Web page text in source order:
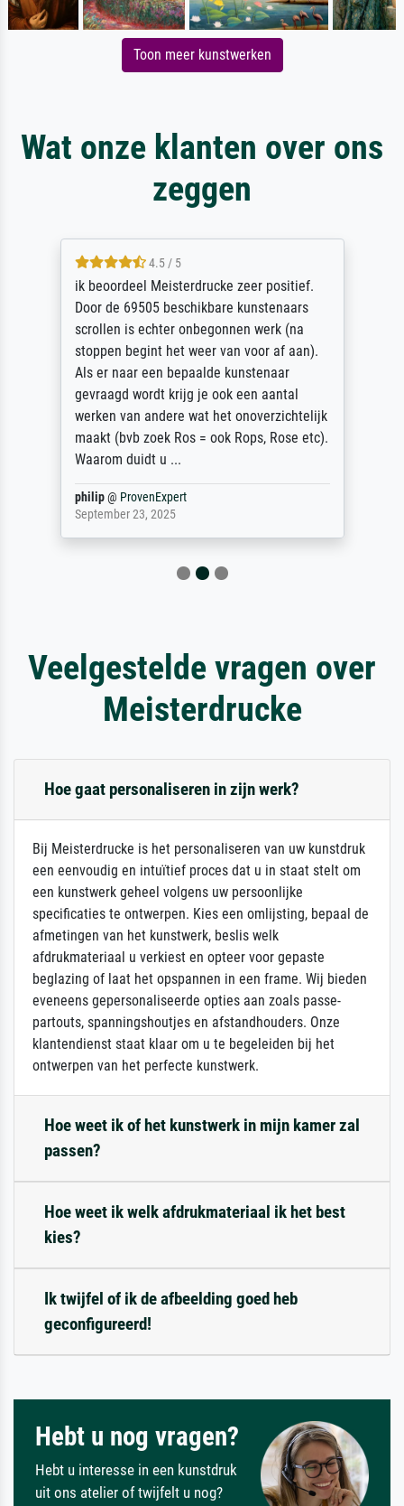
Toon meer kunstwerken
Wat onze klanten over ons
zeggen
4.5 / 5
ik beoordeel Meisterdrucke zeer positief.
Door de 69505 beschikbare kunstenaars
scrollen is echter onbegonnen werk (na
stoppen begint het weer van voor af aan).
Als er naar een bepaalde kunstenaar
gevraagd wordt krijg je ook een aantal
werken van andere wat het onoverzichtelijk
maakt (bvb zoek Ros = ook Rops, Rose etc).
Waarom duidt u ...
philip@ ProvenExpert
September 23, 2025
Veelgestelde vragen over
Meisterdrucke
Hoe gaat personaliseren in zijn werk?
Bij Meisterdrucke is het personaliseren van uw kunstdruk
een eenvoudig en intuïtief proces dat u in staat stelt om
een kunstwerk geheel volgens uw persoonlijke
specificaties te ontwerpen. Kies een omlijsting, bepaal de
afmetingen van het kunstwerk, beslis welk
afdrukmateriaal u verkiest en opteer voor gepaste
beglazing of laat het opspannen in een frame. Wij bieden
eveneens gepersonaliseerde opties aan zoals passe-
partouts, spanningshoutjes en afstandhouders. Onze
klantendienst staat klaar om u te begeleiden bij het
ontwerpen van het perfecte kunstwerk.
Hoe weet ik of het kunstwerk in mijn kamer zal
passen?
Hoe weet ik welk afdrukmateriaal ik het best
kies?
Ik twijfel of ik de afbeelding goed heb
geconfigureerd!
Hebt u nog vragen?
Hebt u interesse in een kunstdruk
uit ons atelier of twijfelt u nog?